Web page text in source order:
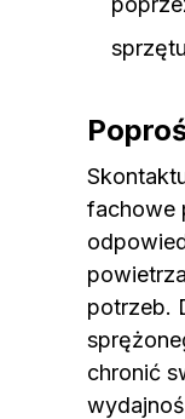
fachowe
potrzeb.
chronić